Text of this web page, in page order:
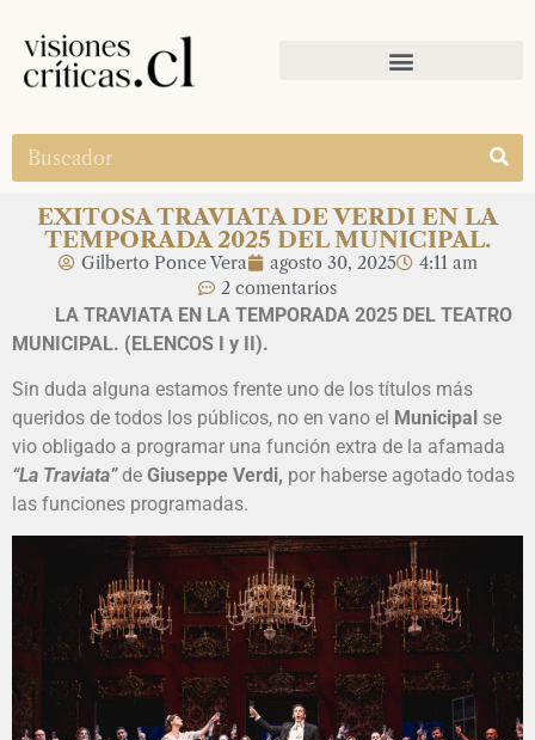
EXITOSA TRAVIATA DE VERDI EN LA
TEMPORADA 2025 DEL MUNICIPAL.
Gilberto Ponce Vera agosto 30, 2025
4:11 am
2 comentarios
LA TRAVIATA EN LA TEMPORADA 2025 DEL TEATRO
MUNICIPAL. (ELENCOS I y II).
Sin duda alguna estamos frente uno de los títulos más
queridos de todos los públicos, no en vano el Municipal se
vio obligado a programar una función extra de la afamada
“La Traviata” de Giuseppe Verdi, por haberse agotado todas
las funciones programadas.